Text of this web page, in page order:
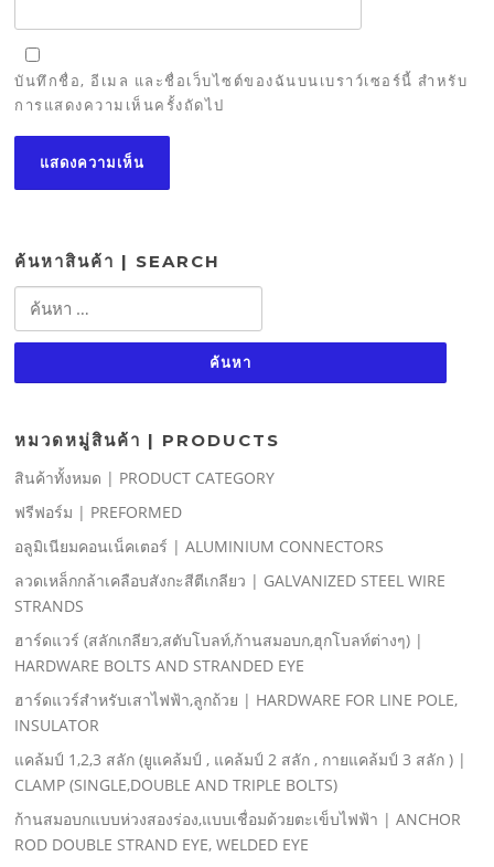
บันทึกชื่อ, อีเมล และชื่อเว็บไซต์ของฉันบนเบราว์เซอร์นี้ สำหรับ
การแสดงความเห็นครั้งถัดไป
ค้นหาสินค้า | SEARCH
ค้นหา
สำหรับ:
หมวดหมู่สินค้า | PRODUCTS
สินค้าทั้งหมด | PRODUCT CATEGORY
ฟรีฟอร์ม | PREFORMED
อลูมิเนียมคอนเน็คเตอร์ | ALUMINIUM CONNECTORS
ลวดเหล็กกล้าเคลือบสังกะสีตีเกลียว | GALVANIZED STEEL WIRE
STRANDS
ฮาร์ดแวร์ (สลักเกลียว,สตับโบลท์,ก้านสมอบก,ฮุกโบลท์ต่างๆ) |
HARDWARE BOLTS AND STRANDED EYE
ฮาร์ดแวร์สําหรับเสาไฟฟ้า,ลูกถ้วย | HARDWARE FOR LINE POLE,
INSULATOR
แคล้มป์ 1,2,3 สลัก (ยูแคล้มป์ , แคล้มป์ 2 สลัก , กายแคล้มป์ 3 สลัก ) |
CLAMP (SINGLE,DOUBLE AND TRIPLE BOLTS)
ก้านสมอบกแบบห่วงสองร่อง,แบบเชื่อมด้วยตะเข็บไฟฟ้า | ANCHOR
ROD DOUBLE STRAND EYE, WELDED EYE